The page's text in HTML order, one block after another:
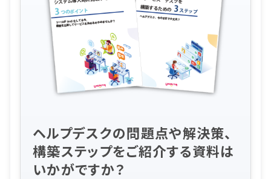
ヘルプデスクの問題点や解決策、
構築ステップをご紹介する資料は
いかがですか？